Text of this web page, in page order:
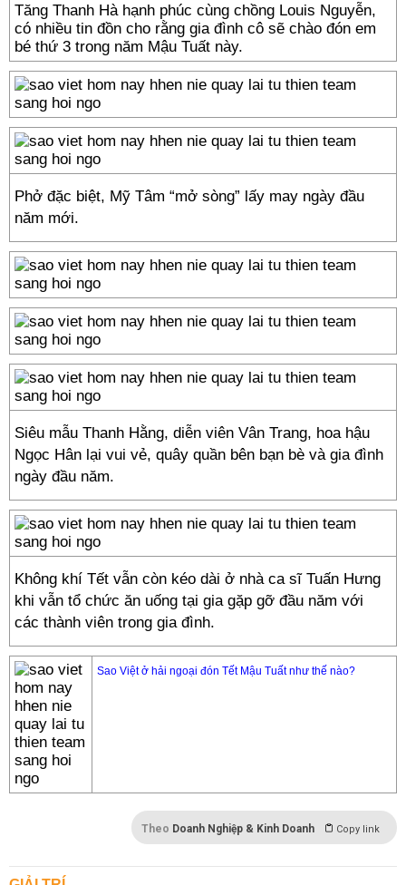
Tăng Thanh Hà hạnh phúc cùng chồng Louis Nguyễn,
có nhiều tin đồn cho rằng gia đình cô sẽ chào đón em
bé thứ 3 trong năm Mậu Tuất này.
Phở đặc biệt, Mỹ Tâm “mở sòng” lấy may ngày đầu
năm mới.
Siêu mẫu Thanh Hằng, diễn viên Vân Trang, hoa hậu
Ngọc Hân lại vui vẻ, quây quần bên bạn bè và gia đình
ngày đầu năm.
Không khí Tết vẫn còn kéo dài ở nhà ca sĩ Tuấn Hưng
khi vẫn tổ chức ăn uống tại gia gặp gỡ đầu năm với
các thành viên trong gia đình.
Sao Việt ở hải ngoại đón Tết Mậu Tuất như thế nào?
Theo Doanh Nghiệp & Kinh Doanh Copy link